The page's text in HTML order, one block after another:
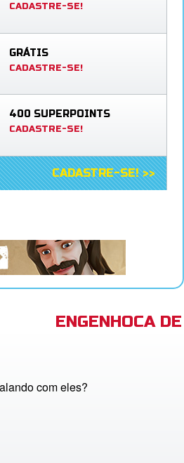
CADASTRE-SE!
GRÁTIS
CADASTRE-SE!
400 SUPERPOINTS
CADASTRE-SE!
CADASTRE-SE! >>
ENGENHOCA
com eles?